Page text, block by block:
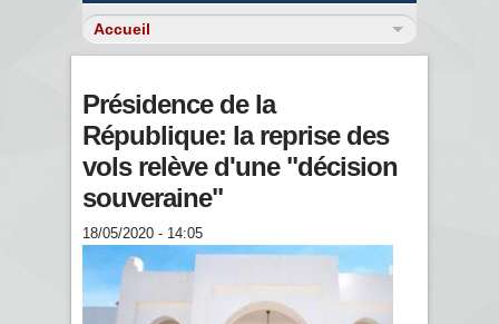
Présidence de la
République: la reprise des
vols relève d'une "décision
souveraine"
18/05/2020 - 14:05